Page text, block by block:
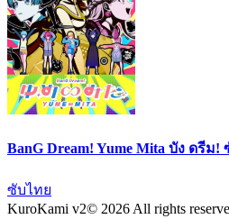
BanG Dream! Yume Mita บัง ดรีม!
ซับไทย
KuroKami v2© 2026 All rights